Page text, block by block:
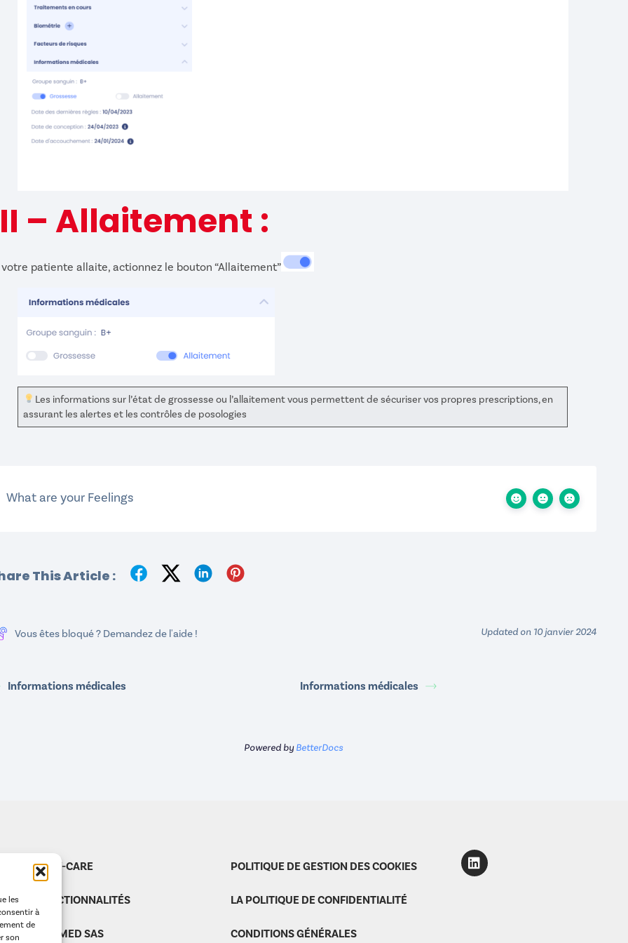
les
à
de
son
– Allaitement :
votre patiente allaite, actionnez le bouton “Allaitement”
Les informations sur l’état de grossesse ou l’allaitement vous permettent de sécuriser vos propres prescriptions, en
assurant les alertes et les contrôles de posologies
What are your Feelings
This Article :
Vous êtes bloqué ? Demandez de l'aide ! Updated on 10 janvier 2024
Informations médicales Informations médicales
Powered byBetterDocs
EASY-CARE
FONCTIONNALITÉS
CALIMED SAS
POLITIQUE DE GESTION DES COOKIES
LA POLITIQUE DE CONFIDENTIALITÉ
CONDITIONS GÉNÉRALES